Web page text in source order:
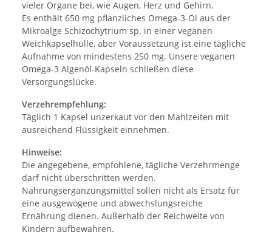
vieler Organe bei, wie Augen, Herz und Gehirn.
Es enthält 650 mg pflanzliches Omega-3-Öl aus der
Mikroalge Schizochytrium sp. in einer veganen
Weichkapselhülle, aber Voraussetzung ist eine tägliche
Aufnahme von mindestens 250 mg. Unsere veganen
Omega-3 Algenöl-Kapseln schließen diese
Versorgungslücke.
Verzehrempfehlung:
Täglich 1 Kapsel unzerkaut vor den Mahlzeiten mit
ausreichend Flüssigkeit einnehmen.
Hinweise:
Die angegebene, empfohlene, tägliche Verzehrmenge
darf nicht überschritten werden.
Nahrungsergänzungsmittel sollen nicht als Ersatz für
eine ausgewogene und abwechslungsreiche
Ernährung dienen. Außerhalb der Reichweite von
Kindern aufbewahren.